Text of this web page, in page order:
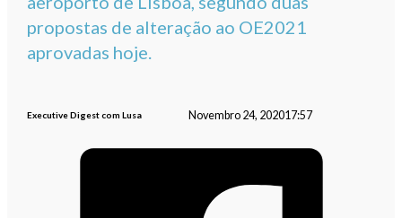
propostas de alteração ao OE2021
aprovadas hoje.
Executive Digest com Lusa Novembro 24, 202017:57